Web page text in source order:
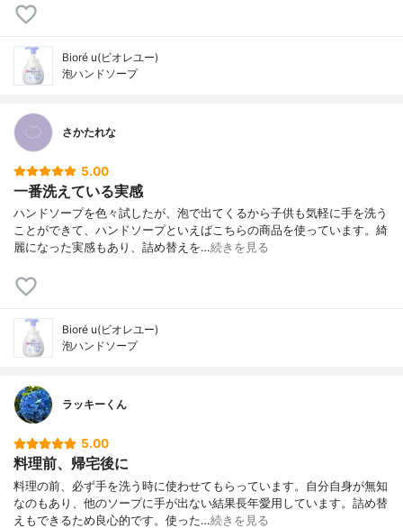
Bioré u(ビオレユー)
泡ハンドソープ
さかたれな
5.00
一番洗えている実感
ハンドソープを色々試したが、泡で出てくるから子供も気軽に手を洗う
ことができて、ハンドソープといえばこちらの商品を使っています。綺
麗になった実感もあり、詰め替えを…続きを見る
Bioré u(ビオレユー)
泡ハンドソープ
ラッキーくん
5.00
料理前、帰宅後に
料理の前、必ず手を洗う時に使わせてもらっています。自分自身が無知
なのもあり、他のソープに手が出ない結果長年愛用しています。詰め替
えもできるため良心的です。使った…続きを見る